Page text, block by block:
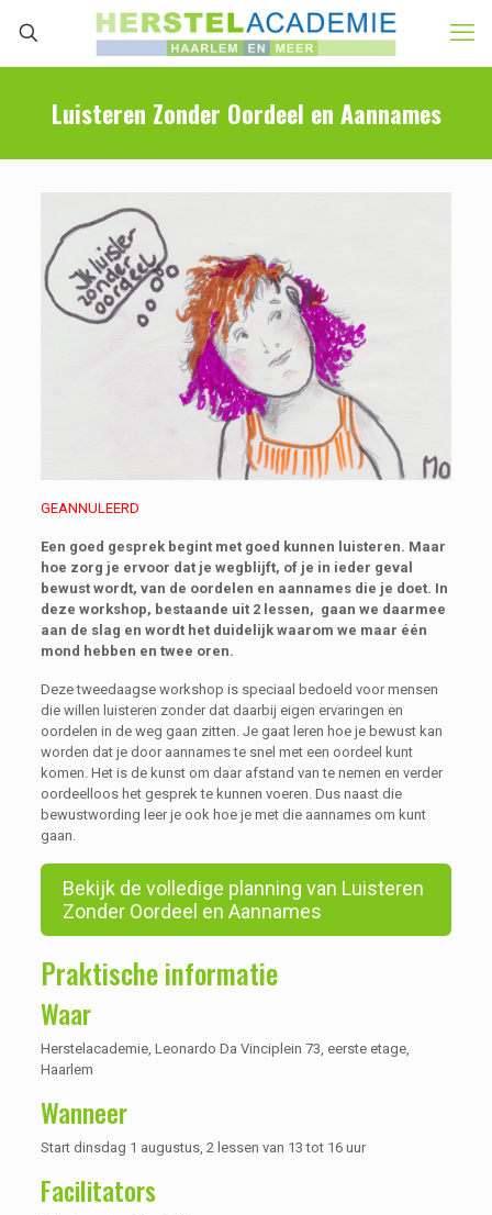
Luisteren Zonder Oordeel en Aannames
GEANNULEERD
Een goed gesprek begint met goed kunnen luisteren. Maar
hoe zorg je ervoor dat je wegblijft, of je in ieder geval
bewust wordt, van de oordelen en aannames die je doet. In
deze workshop, bestaande uit 2 lessen, gaan we daarmee
aan de slag en wordt het duidelijk waarom we maar één
mond hebben en twee oren.
Deze tweedaagse workshop is speciaal bedoeld voor mensen
die willen luisteren zonder dat daarbij eigen ervaringen en
oordelen in de weg gaan zitten. Je gaat leren hoe je bewust kan
worden dat je door aannames te snel met een oordeel kunt
komen. Het is de kunst om daar afstand van te nemen en verder
oordeelloos het gesprek te kunnen voeren. Dus naast die
bewustwording leer je ook hoe je met die aannames om kunt
gaan.
Bekijk de volledige planning van Luisteren
Zonder Oordeel en Aannames
Praktische informatie
Waar
Herstelacademie, Leonardo Da Vinciplein 73, eerste etage,
Haarlem
Wanneer
Start dinsdag 1 augustus, 2 lessen van 13 tot 16 uur
Facilitators